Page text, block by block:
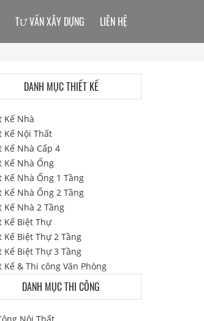
TƯ VẤN XÂY DỰNG LIÊN HỆ
DANH MỤC THIẾT KẾ
Kế Nhà
Kế Nội Thất
Kế Nhà Cấp 4
Kế Nhà Ống
Kế Nhà Ống 1 Tầng
Kế Nhà Ống 2 Tầng
Kế Nhà 2 Tầng
Kế Biệt Thự
Kế Biệt Thự 2 Tầng
Kế Biệt Thự 3 Tầng
Kế & Thi công Văn Phòng
DANH MỤC THI CÔNG